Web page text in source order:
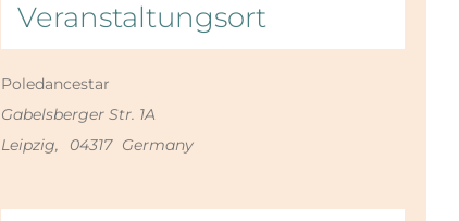
Veranstaltungsort
Poledancestar
Gabelsberger Str. 1A
Leipzig, 04317 Germany